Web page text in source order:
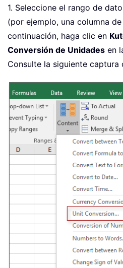
1. Seleccione el rango de
(por ejemplo, una columna
continuación, haga clic en
Conversión de Unidades en
Consulte la siguiente